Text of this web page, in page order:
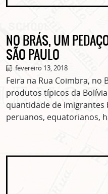
NO BRÁS, UM
SÃO PAULO
fevereiro 13, 2018
Feira na Rua Coimbra, no
produtos típicos da
quantidade de
peruanos, equatorianos,